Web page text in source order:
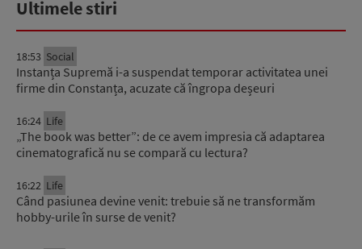
Ultimele stiri
18:53 Social
Instanța Supremă i-a suspendat temporar activitatea unei
firme din Constanța, acuzate că îngropa deșeuri
16:24 Life
„The book was better”: de ce avem impresia că adaptarea
cinematografică nu se compară cu lectura?
16:22 Life
Când pasiunea devine venit: trebuie să ne transformăm
hobby-urile în surse de venit?